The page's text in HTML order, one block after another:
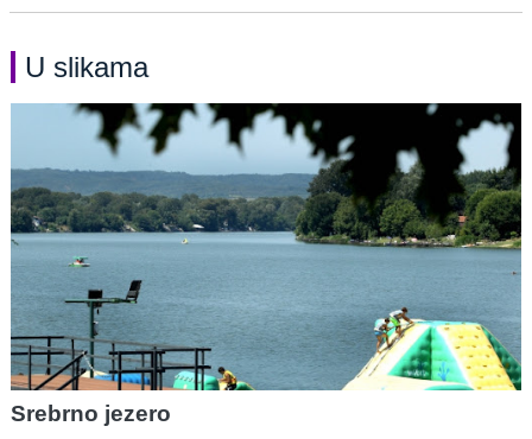
U slikama
Srebrno jezero